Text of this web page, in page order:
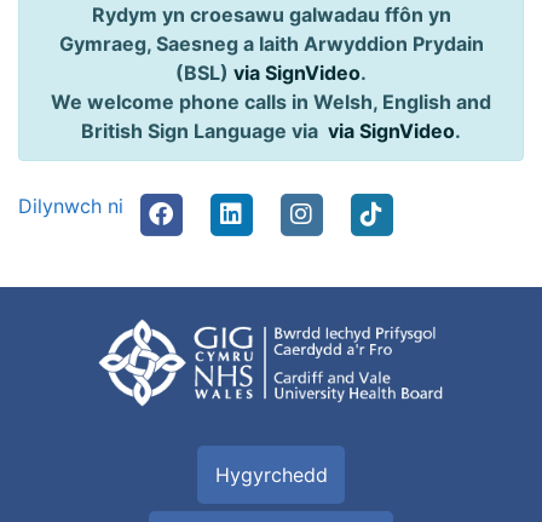
Rydym yn croesawu galwadau ffôn yn
Gymraeg, Saesneg a Iaith Arwyddion Prydain
(BSL) via SignVideo.
We welcome phone calls in Welsh, English and
British Sign Language via via SignVideo.
Dilynwch ni
Hygyrchedd